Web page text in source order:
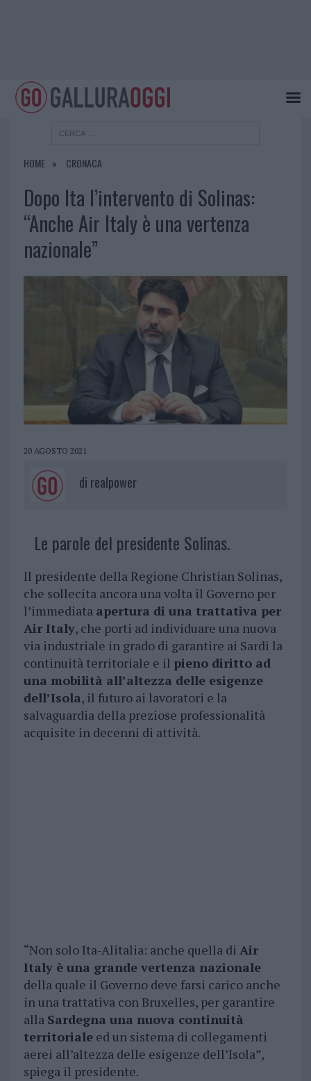
HOME CRONACA
Dopo Ita l’intervento di Solinas:
“Anche Air Italy è una vertenza
nazionale”
20 AGOSTO 2021
di realpower
Le parole del presidente Solinas.
Il presidente della Regione Christian Solinas,
che sollecita ancora una volta il Governo per
l’immediata apertura di una trattativa per
Air Italy, che porti ad individuare una nuova
via industriale in grado di garantire ai Sardi la
continuità territoriale e il pieno diritto ad
una mobilità all’altezza delle esigenze
dell’Isola, il futuro ai lavoratori e la
salvaguardia della preziose professionalità
acquisite in decenni di attività.
“Non solo Ita-Alitalia: anche quella di Air
Italy è una grande vertenza nazionale
della quale il Governo deve farsi carico anche
in una trattativa con Bruxelles, per garantire
alla Sardegna una nuova continuità
territorialeed un sistema di collegamenti
aerei all’altezza delle esigenze dell’Isola”,
spiega il presidente.